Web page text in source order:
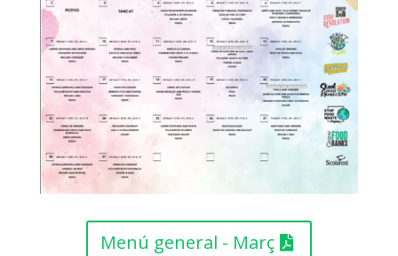
Menú general - Març